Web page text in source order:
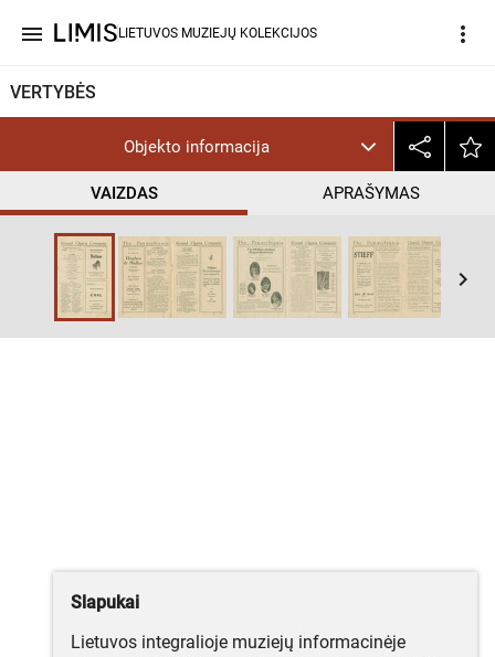
menu LIETUVOS MUZIEJŲ KOLEKCIJOS more_vert
VERTYBĖS
Objekto informacija
VAIZDAS APRAŠYMAS
keyboard_arrow_right
Slapukai
Lietuvos integralioje muziejų informacinėje